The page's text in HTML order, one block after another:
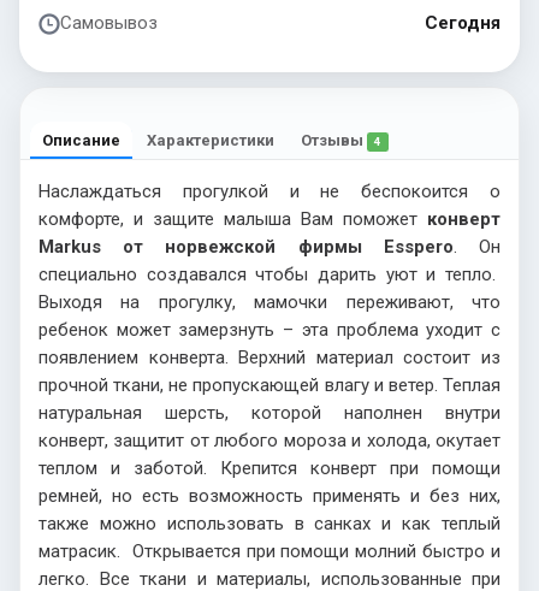
Самовывоз Сегодня
Описание Характеристики Отзывы 4
Наслаждаться прогулкой и не беспокоится о
комфорте, и защите малыша Вам поможет конверт
Markus от норвежской фирмы Esspero . Он
специально создавался чтобы дарить уют и тепло.
Выходя на прогулку, мамочки переживают, что
ребенок может замерзнуть – эта проблема уходит с
появлением конверта. Верхний материал состоит из
прочной ткани, не пропускающей влагу и ветер. Теплая
натуральная шерсть, которой наполнен внутри
конверт, защитит от любого мороза и холода, окутает
теплом и заботой. Крепится конверт при помощи
ремней, но есть возможность применять и без них,
также можно использовать в санках и как теплый
матрасик. Открывается при помощи молний быстро и
легко. Все ткани и материалы, использованные при